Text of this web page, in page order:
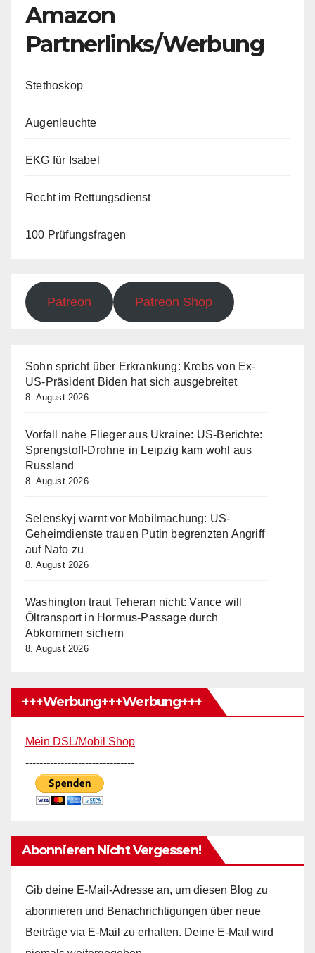
Amazon
Partnerlinks/Werbung
Stethoskop
Augenleuchte
EKG für Isabel
Recht im Rettungsdienst
100 Prüfungsfragen
Patreon Patreon Shop
Sohn spricht über Erkrankung: Krebs von Ex-
US-Präsident Biden hat sich ausgebreitet
8. August 2026
Vorfall nahe Flieger aus Ukraine: US-Berichte:
Sprengstoff-Drohne in Leipzig kam wohl aus
Russland
8. August 2026
Selenskyj warnt vor Mobilmachung: US-
Geheimdienste trauen Putin begrenzten Angriff
auf Nato zu
8. August 2026
Washington traut Teheran nicht: Vance will
Öltransport in Hormus-Passage durch
Abkommen sichern
8. August 2026
+++Werbung+++Werbung+++
Mein DSL/Mobil Shop
-------------------------------
Abonnieren Nicht Vergessen!
Gib deine E-Mail-Adresse an, um diesen Blog zu
abonnieren und Benachrichtigungen über neue
Beiträge via E-Mail zu erhalten. Deine E-Mail wird